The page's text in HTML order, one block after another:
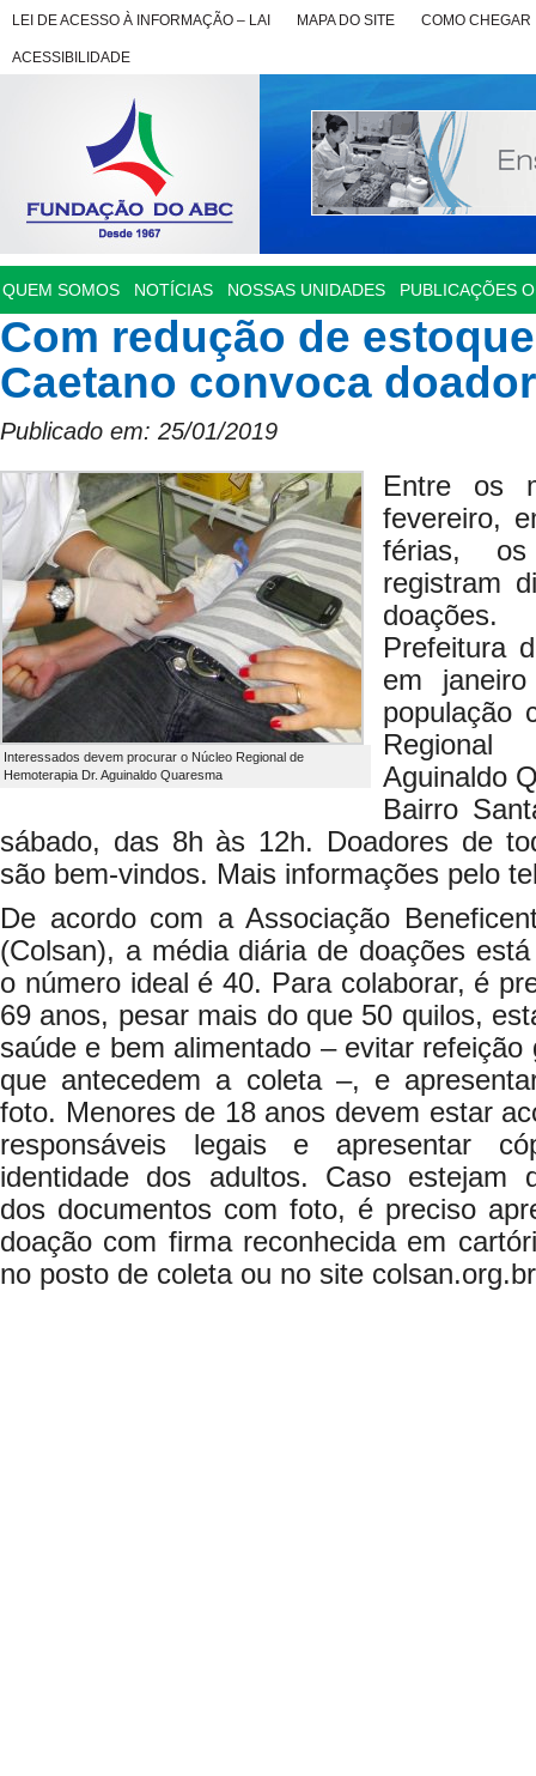
LEI DE ACESSO À INFORMAÇÃO – LAI MAPA DO SITE COMO CHEGAR
ACESSIBILIDADE
QUEM SOMOS NOTÍCIAS NOSSAS UNIDADES PUBLICAÇÕES
Com redução de
Caetano convoca
Publicado em: 25/01/2019
Interessados devem procurar o Núcleo Regional de
Hemoterapia Dr. Aguinaldo Quaresma
Entre os
fevereiro,
férias,
registram
Prefeitura
em
população
Regional
Aguinaldo
Bairro
sábado, das 8h às 12h. Doadores de
são bem-vindos. Mais informações pelo
De acordo com a Associação
(Colsan), a média diária de doações
o número ideal é 40. Para colaborar, é
69 anos, pesar mais do que 50 quilos,
saúde e bem alimentado – evitar
que antecedem a coleta –, e
foto. Menores de 18 anos devem estar
responsáveis legais e apresentar
identidade dos adultos. Caso estejam
dos documentos com foto, é preciso
doação com firma reconhecida em
no posto de coleta ou no site